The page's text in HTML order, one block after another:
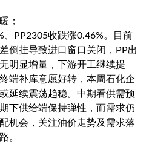
；
、PP2305收跌涨0.46%。目前
倒挂导致进口窗口关闭，PP出
明显增量，下游开工继续提
端补库意愿好转，本周石化企
延续震荡趋稳。中期看供需预
下供给端保持弹性，而需求仍
机会，关注油价走势及需求落
。